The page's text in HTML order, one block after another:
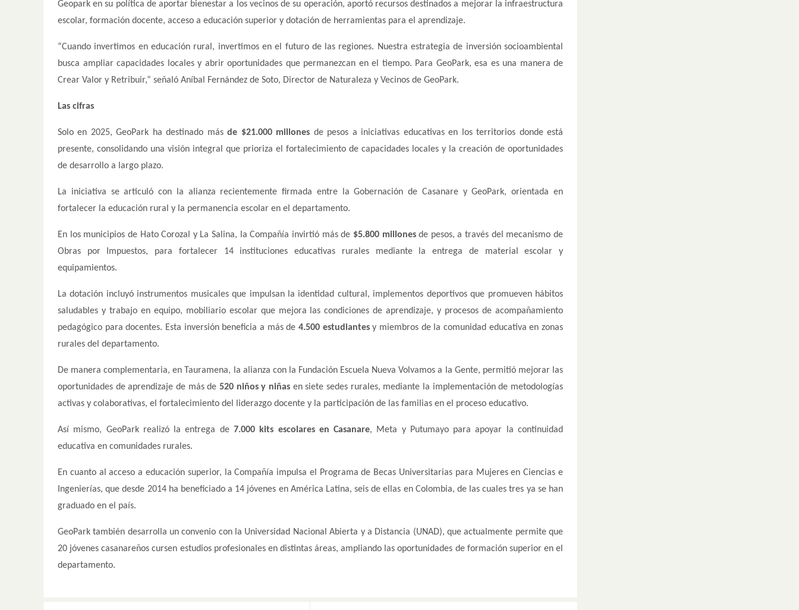
Geopark en su política de aportar bienestar a los vecinos de su operación, aportó recursos destinados a mejorar la infraestructura
escolar, formación docente, acceso a educación superior y dotación de herramientas para el aprendizaje.
“Cuando invertimos en educación rural, invertimos en el futuro de las regiones. Nuestra estrategia de inversión socioambiental
busca ampliar capacidades locales y abrir oportunidades que permanezcan en el tiempo. Para GeoPark, esa es una manera de
Crear Valor y Retribuir,” señaló Aníbal Fernández de Soto, Director de Naturaleza y Vecinos de GeoPark.
Las cifras
Solo en 2025, GeoPark ha destinado másde $21.000 millones de pesos a iniciativas educativas en los territorios donde está
presente, consolidando una visión integral que prioriza el fortalecimiento de capacidades locales y la creación de oportunidades
de desarrollo a largo plazo.
La iniciativa se articuló con la alianza recientemente firmada entre la Gobernación de Casanare y GeoPark, orientada en
fortalecer la educación rural y la permanencia escolar en el departamento.
En los municipios de Hato Corozal y La Salina, la Compañía invirtió más de $5.800 millonesde pesos, a través del mecanismo de
Obras por Impuestos, para fortalecer 14 instituciones educativas rurales mediante la entrega de material escolar y
equipamientos.
La dotación incluyó instrumentos musicales que impulsan la identidad cultural, implementos deportivos que promueven hábitos
saludables y trabajo en equipo, mobiliario escolar que mejora las condiciones de aprendizaje, y procesos de acompañamiento
pedagógico para docentes. Esta inversión beneficia a más de 4.500 estudiantesy miembros de la comunidad educativa en zonas
rurales del departamento.
De manera complementaria, en Tauramena, la alianza con la Fundación Escuela Nueva Volvamos a la Gente, permitió mejorar las
oportunidades de aprendizaje de más de 520 niños y niñas en siete sedes rurales, mediante la implementación de metodologías
activas y colaborativas, el fortalecimiento del liderazgo docente y la participación de las familias en el proceso educativo.
Así mismo, GeoPark realizó la entrega de 7.000 kits escolares en Casanare, Meta y Putumayo para apoyar la continuidad
educativa en comunidades rurales.
En cuanto al acceso a educación superior, la Compañía impulsa el Programa de Becas Universitarias para Mujeres en Ciencias e
Ingenierías, que desde 2014 ha beneficiado a 14 jóvenes en América Latina, seis de ellas en Colombia, de las cuales tres ya se han
graduado en el país.
GeoPark también desarrolla un convenio con la Universidad Nacional Abierta y a Distancia (UNAD), que actualmente permite que
20 jóvenes casanareños cursen estudios profesionales en distintas áreas, ampliando las oportunidades de formación superior en el
departamento.